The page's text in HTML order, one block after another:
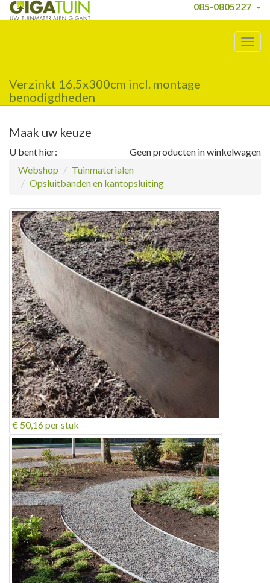
085-0805227
Verzinkt 16,5x300cm incl. montage
benodigdheden
Maak uw keuze
Geen producten in winkelwagen
U bent hier:
Webshop
Tuinmaterialen
Opsluitbanden en kantopsluiting
€ 50,16per stuk